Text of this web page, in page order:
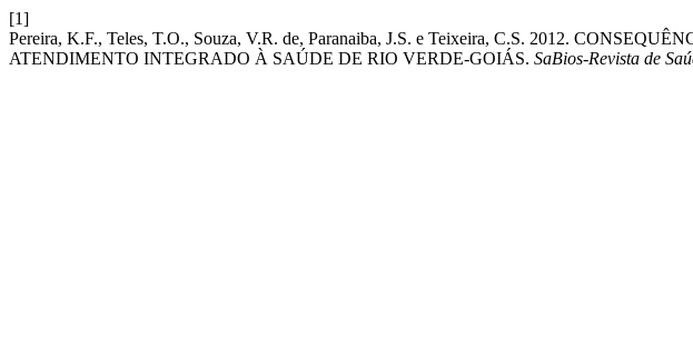
[1]
Pereira, K.F., Teles, T.O., Souza, V.R. de, Paranaiba, J.S. e Teixeira, C.S. 2012.
ATENDIMENTO INTEGRADO À SAÚDE DE RIO VERDE-GOIÁS. SaBios-Revista de